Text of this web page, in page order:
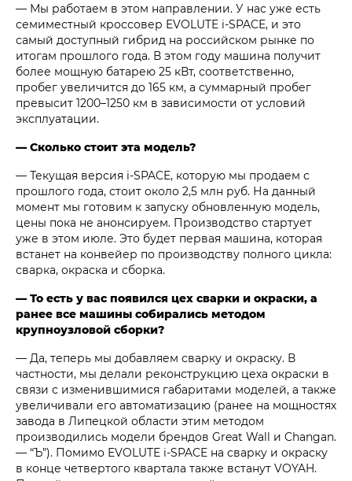
— Мы работаем в этом направлении. У нас уже есть
семиместный кроссовер EVOLUTE i‑SPACE, и это
самый доступный гибрид на российском рынке по
итогам прошлого года. В этом году машина получит
более мощную батарею 25 кВт, соответственно,
пробег увеличится до 165 км, а суммарный пробег
превысит 1200–1250 км в зависимости от условий
эксплуатации.
— Сколько стоит эта модель?
— Текущая версия i‑SPACE, которую мы продаем с
прошлого года, стоит около 2,5 млн руб. На данный
момент мы готовим к запуску обновленную модель,
цены пока не анонсируем. Производство стартует
уже в этом июле. Это будет первая машина, которая
встанет на конвейер по производству полного цикла:
сварка, окраска и сборка.
— То есть у вас появился цех сварки и окраски, а
ранее все машины собирались методом
крупноузловой сборки?
— Да, теперь мы добавляем сварку и окраску. В
частности, мы делали реконструкцию цеха окраски в
связи с изменившимися габаритами моделей, а также
увеличивали его автоматизацию (ранее на мощностях
завода в Липецкой области этим методом
производились модели брендов Great Wall и Changan.
— “Ъ”). Помимо EVOLUTE i‑SPACE на сварку и окраску
в конце четвертого квартала также встанут VOYAH.